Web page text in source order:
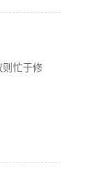
则忙于修